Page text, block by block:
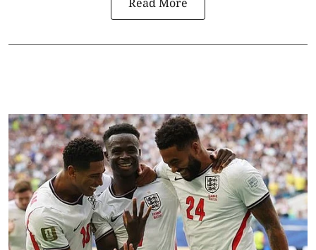
Read More